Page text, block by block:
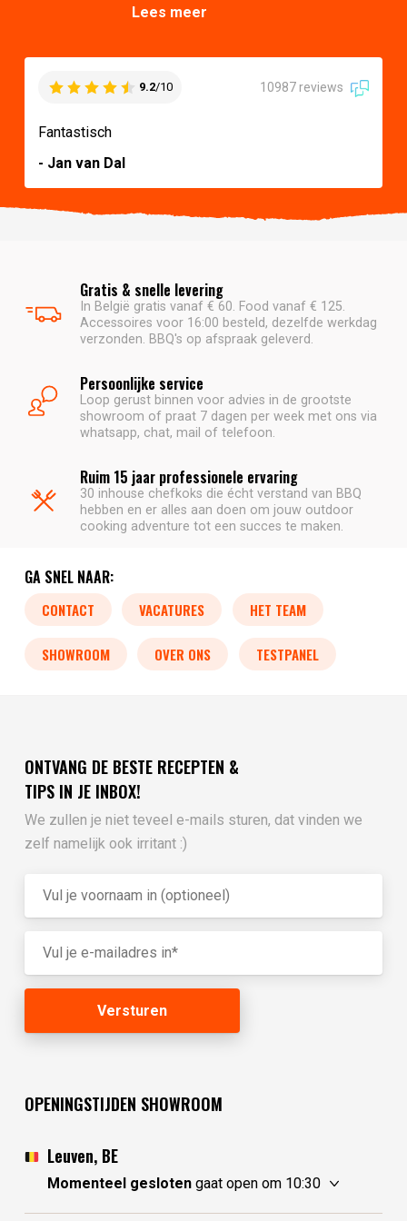
Lees meer
9.2/10 10987 reviews
Fantastisch
- Jan van Dal
Gratis & snelle levering
In België gratis vanaf € 60. Food vanaf € 125.
Accessoires voor 16:00 besteld, dezelfde werkdag
verzonden. BBQ's op afspraak geleverd.
Persoonlijke service
Loop gerust binnen voor advies in de grootste
showroom of praat 7 dagen per week met ons via
whatsapp, chat, mail of telefoon.
Ruim 15 jaar professionele ervaring
30 inhouse chefkoks die écht verstand van BBQ
hebben en er alles aan doen om jouw outdoor
cooking adventure tot een succes te maken.
GA SNEL NAAR:
CONTACT VACATURES HET TEAM
SHOWROOM OVER ONS TESTPANEL
ONTVANG DE BESTE RECEPTEN &
TIPS IN JE INBOX!
We zullen je niet teveel e-mails sturen, dat vinden we
zelf namelijk ook irritant :)
OPENINGSTIJDEN SHOWROOM
Leuven, BE
Momenteel geslotengaat open om 10:30
donderdag
10:30 - 17:30